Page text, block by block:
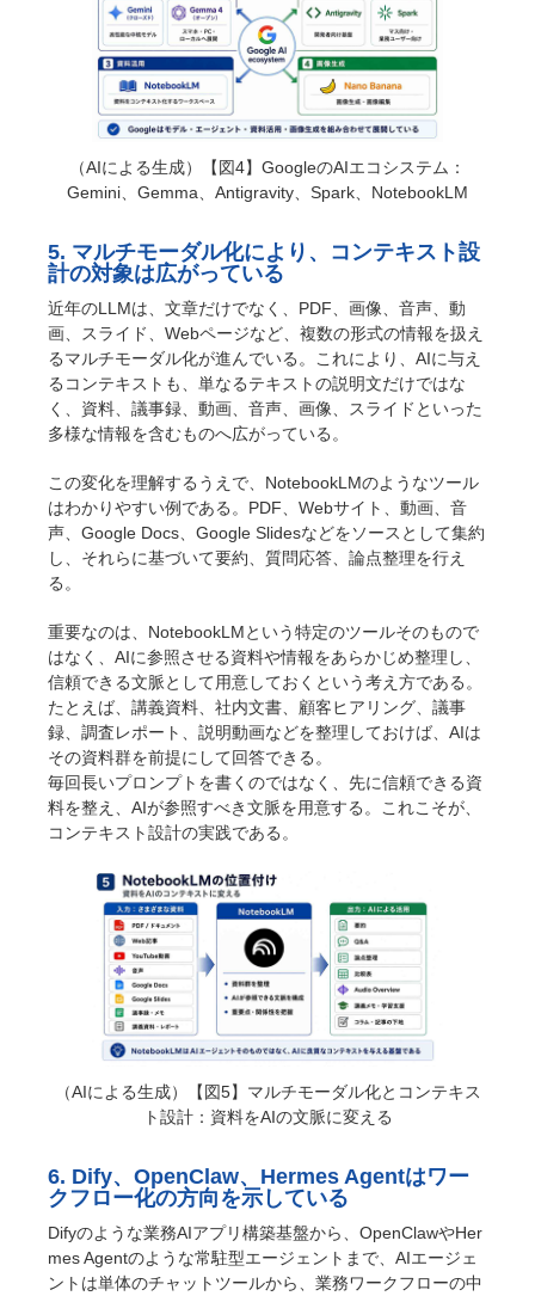
（AIによる生成）【図4】GoogleのAIエコシステム：
Gemini、Gemma、Antigravity、Spark、NotebookLM
5. マルチモーダル化により、コンテキスト設
計の対象は広がっている
近年のLLMは、文章だけでなく、PDF、画像、音声、動
画、スライド、Webページなど、複数の形式の情報を扱え
るマルチモーダル化が進んでいる。これにより、AIに与え
るコンテキストも、単なるテキストの説明文だけではな
く、資料、議事録、動画、音声、画像、スライドといった
多様な情報を含むものへ広がっている。
この変化を理解するうえで、NotebookLMのようなツール
はわかりやすい例である。PDF、Webサイト、動画、音
声、Google Docs、Google Slidesなどをソースとして集約
し、それらに基づいて要約、質問応答、論点整理を行え
る。
重要なのは、NotebookLMという特定のツールそのもので
はなく、AIに参照させる資料や情報をあらかじめ整理し、
信頼できる文脈として用意しておくという考え方である。
たとえば、講義資料、社内文書、顧客ヒアリング、議事
録、調査レポート、説明動画などを整理しておけば、AIは
その資料群を前提にして回答できる。
毎回長いプロンプトを書くのではなく、先に信頼できる資
料を整え、AIが参照すべき文脈を用意する。これこそが、
コンテキスト設計の実践である。
（AIによる生成）【図5】マルチモーダル化とコンテキス
ト設計：資料をAIの文脈に変える
6. Dify、OpenClaw、Hermes Agentはワー
クフロー化の方向を示している
Difyのような業務AIアプリ構築基盤から、OpenClawやHer
mes Agentのような常駐型エージェントまで、AIエージェ
ントは単体のチャットツールから、業務ワークフローの中